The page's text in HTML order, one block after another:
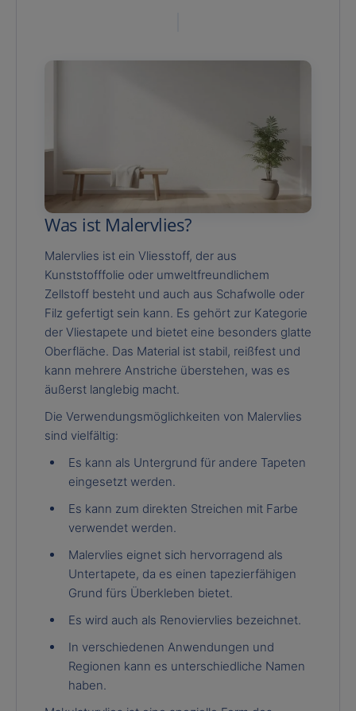
Was ist Malervlies?
Malervlies ist ein Vliesstoff, der aus
Kunststofffolie oder umweltfreundlichem
Zellstoff besteht und auch aus Schafwolle oder
Filz gefertigt sein kann. Es gehört zur Kategorie
der Vliestapete und bietet eine besonders glatte
Oberfläche. Das Material ist stabil, reißfest und
kann mehrere Anstriche überstehen, was es
äußerst langlebig macht.
Die Verwendungsmöglichkeiten von Malervlies
sind vielfältig:
Es kann als Untergrund für andere Tapeten
eingesetzt werden.
Es kann zum direkten Streichen mit Farbe
verwendet werden.
Malervlies eignet sich hervorragend als
Untertapete, da es einen tapezierfähigen
Grund fürs Überkleben bietet.
Es wird auch als Renoviervlies bezeichnet.
In verschiedenen Anwendungen und
Regionen kann es unterschiedliche Namen
haben.